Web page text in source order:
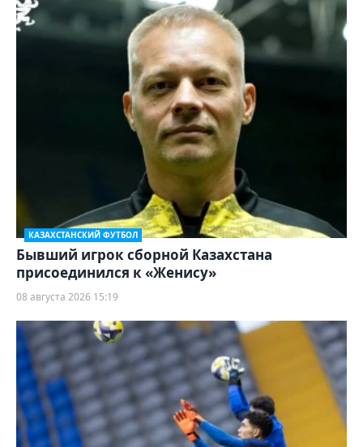
КАЗАХСТАНСКИЙ ФУТБОЛ
Бывший игрок сборной Казахстана
присоединился к «Женису»
08 августа 2026 15:19